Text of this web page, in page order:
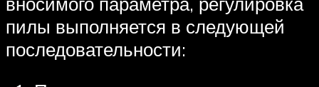
пилы выполняется в следующей
последовательности: